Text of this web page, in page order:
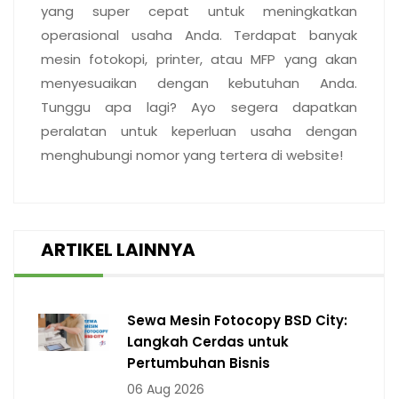
yang super cepat untuk meningkatkan
operasional usaha Anda. Terdapat banyak
mesin fotokopi, printer, atau MFP yang akan
menyesuaikan dengan kebutuhan Anda.
Tunggu apa lagi? Ayo segera dapatkan
peralatan untuk keperluan usaha dengan
menghubungi nomor yang tertera di website!
ARTIKEL LAINNYA
Sewa Mesin Fotocopy BSD City:
Langkah Cerdas untuk
Pertumbuhan Bisnis
06 Aug 2026